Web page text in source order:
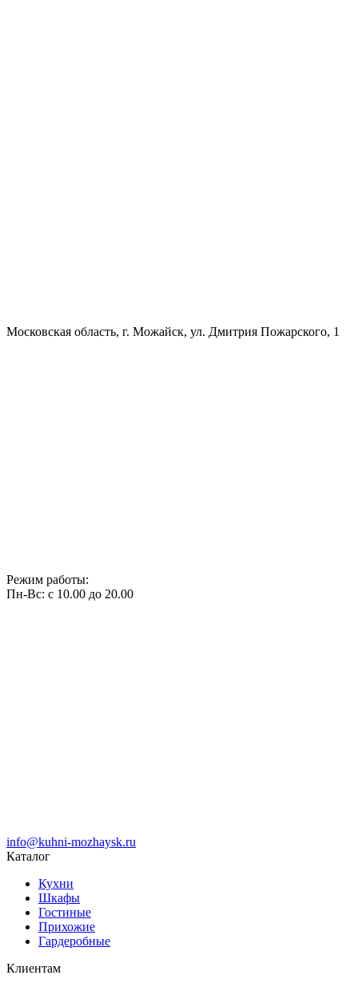
Московская область, г. Можайск, ул. Дмитрия Пожарского, 1
Режим работы:
Пн-Вс: с 10.00 до 20.00
info@kuhni-mozhaysk.ru
Каталог
Кухни
Шкафы
Гостиные
Прихожие
Гардеробные
Клиентам